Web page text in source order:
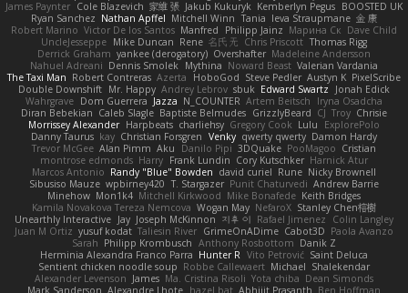
James Paynter Cole Blazevich 家維 張 Jakub Kukuryk Kemberlyn Pegus BOOSTED UK
Ryan Sanchez Nathan Apffel Mitchell Winn Tania Ieva Straupmane 金 康
Robert Marino Victor De los Santos Manfred Philipp Jainz Марина Ск Dave Child
UncleJesseppe Mike Duncan Rene 名氏 无 Chris Priscott Thomas Rigg
Derrick Graham yankee (derogatory) Overshafter Madeleine Andersson
Nahuel Adreani Dennis Smolek Mythina Noward Beast Valerian Vardania
The Taxi Man Robert Contreras Azerta HoboGod Steve Pedler Austyn K PixelScribe
Double Downshift Mr. Happy Andrey Lebrov sbuk Edward Swartz
Jonah Edick
Wahrgrave Dom Guerrera Jazza N_COUNTER Artem Beitsch
Iryna Osadcha
Diran Bebekian Caleb Slagle Baptiste Belmudes GrizzlyBeard CJ Troy Chrisie
Morrissey Alexander Harpbeats charliehsy Gregory Cook Lulu
ExplorePolo
Danny Taurus kay Christian Forsgren Venky qwerty qwerty Damon Hardy
Trevor McGee Alan Pimm Aku Danilo Pipi 3DQuake PooMagoo Cristian
montrose edmonds Harry Frank Lundin Cory Kutschker Harnick Atur
Marcos Antonio Randy "Blue" Bowden david curiel Rune Nicky Brownell
Sibusiso Mauze wpbirney420 T. Stargazer Punit Chaturvedi Andrew Barrie
Minehow Mon1k4 Mitchell Kirkwood Mike Bonafede Keith Bridges
Kamila Novakova Tereza Nemcova Wogan May NefaroX Stanley Chen榕樹
Unearthly Interactive Jay Joseph McKinnon 지후 이 Rafael Jimenez
Colin Langley
Juan M Ortiz yusuf kodat Taliesin River GrimeOnADime Cabot3D Paola Avanzo
Sarah Philipp Krombusch Anthony Rosbottom Danik Z
Herminia Alexandra Franco Parra Hunter R Vito Petrović Saint Deluca
Sentient chicken noodle soup Robbe Callewaert Michael Shalekendar
Alexander Levenson James Ma. Cristina Risoli Yota chiba Dean Simonds
Mark Sanderson Alexandre Lhote hazel bat Abhijit Prasanth Ben Hoffman